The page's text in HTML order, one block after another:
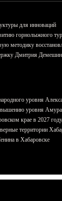
для инноваций
горнолыжного
методику
Дмитрия
уровня
уровня Амура
крае в 2027 году
территории
в Хабаровске